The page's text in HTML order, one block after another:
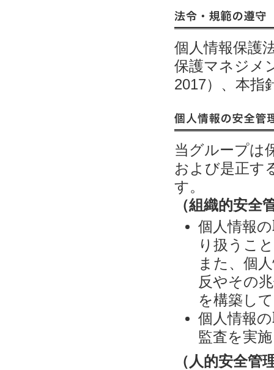
法令・規範の遵守
個人情報保護
保護マネジメ
2017）、本指
個人情報の安全管理措置
当グループは
および是正す
す。
（組織的安全
個人情報
り扱うこ
また、個
反やその
を構築し
個人情報
監査を実
（人的安全管